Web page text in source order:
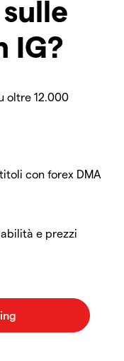
IG?
oltre 12.000
con forex DMA
e prezzi